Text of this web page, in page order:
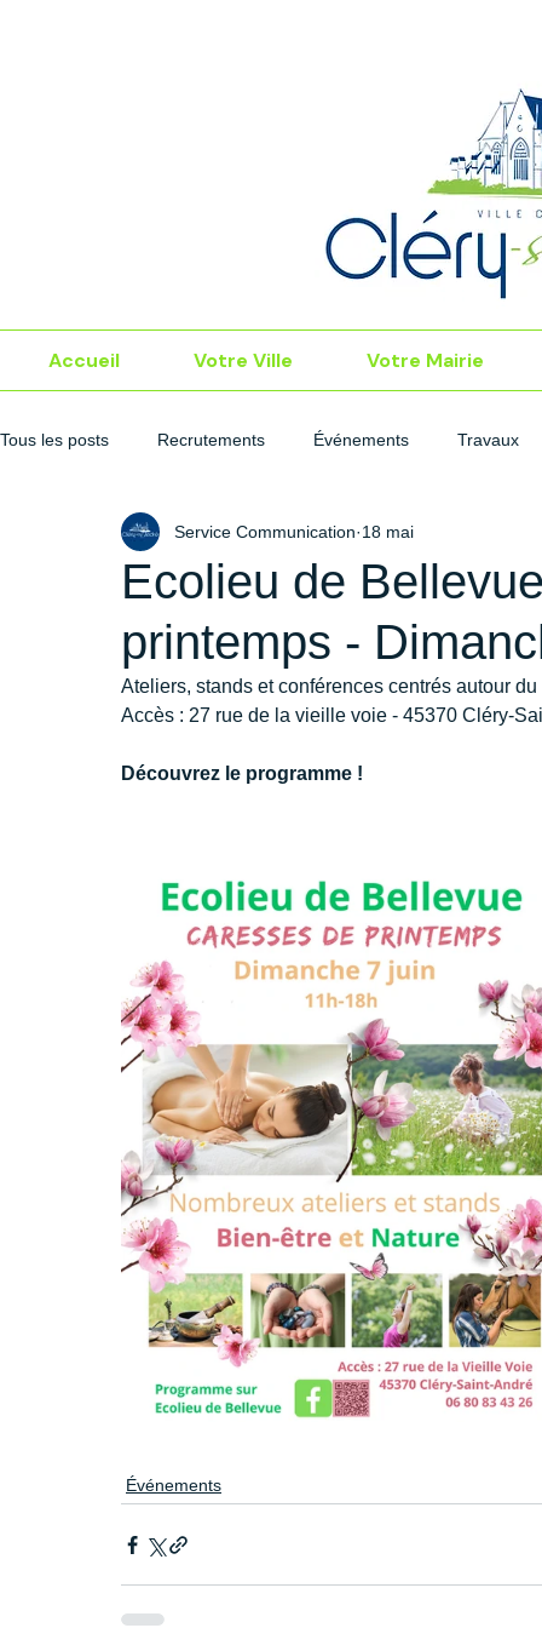
Accueil Votre Ville Votre Mairie
Tous les posts Recrutements Événements Travaux
Ecolieu de
printemps -
Service Communication 18 mai
Ateliers, stands et conférences centrés autour
Accès : 27 rue de la vieille voie - 45370 Cléry-
Découvrez le programme !
Événements